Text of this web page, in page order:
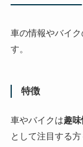
車の情報やバイ
す。
特徴
車やバイクは趣
として注目する方